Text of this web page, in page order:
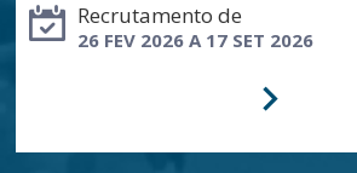
Recrutamento de
26 FEV 2026 A 17 SET 2026